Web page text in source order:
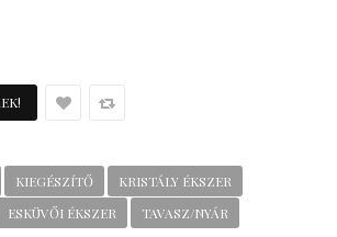
KIEGÉSZÍTŐ
KRISTÁLY ÉKSZER
ESKÜVŐI ÉKSZER TAVASZ/NYÁR